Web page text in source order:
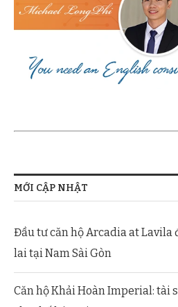
MỚI CẬP NHẬT
Đầu tư căn hộ Arcadia at Lavila
lai tại Nam Sài Gòn
Căn hộ Khải Hoàn Imperial: tài